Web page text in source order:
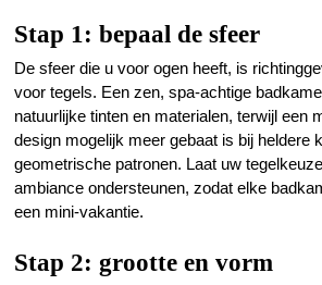
Stap 1: bepaal de sfeer
De sfeer die u voor ogen heeft, is
voor tegels. Een zen, spa-achtige
natuurlijke tinten en materialen, terwijl een
design mogelijk meer gebaat is bij heldere
geometrische patronen. Laat uw
ambiance ondersteunen, zodat elke
een mini-vakantie.
Stap 2: grootte en vorm